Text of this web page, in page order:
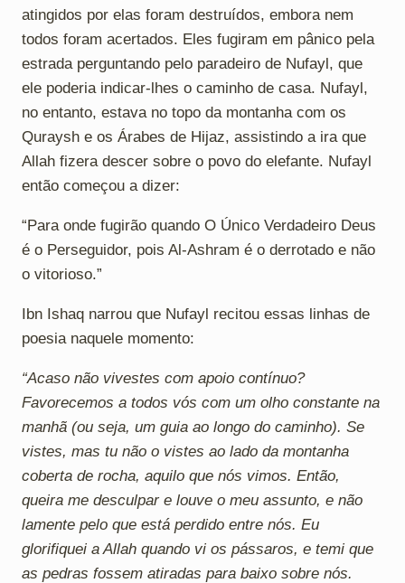
atingidos por elas foram destruídos, embora nem
todos foram acertados. Eles fugiram em pânico pela
estrada perguntando pelo paradeiro de Nufayl, que
ele poderia indicar-lhes o caminho de casa. Nufayl,
no entanto, estava no topo da montanha com os
Quraysh e os Árabes de Hijaz, assistindo a ira que
Allah fizera descer sobre o povo do elefante. Nufayl
então começou a dizer:
“Para onde fugirão quando O Único Verdadeiro Deus
é o Perseguidor, pois Al-Ashram é o derrotado e não
o vitorioso.”
Ibn Ishaq narrou que Nufayl recitou essas linhas de
poesia naquele momento:
“Acaso não vivestes com apoio contínuo?
Favorecemos a todos vós com um olho constante na
manhã (ou seja, um guia ao longo do caminho). Se
vistes, mas tu não o vistes ao lado da montanha
coberta de rocha, aquilo que nós vimos. Então,
queira me desculpar e louve o meu assunto, e não
lamente pelo que está perdido entre nós. Eu
glorifiquei a Allah quando vi os pássaros, e temi que
as pedras fossem atiradas para baixo sobre nós.